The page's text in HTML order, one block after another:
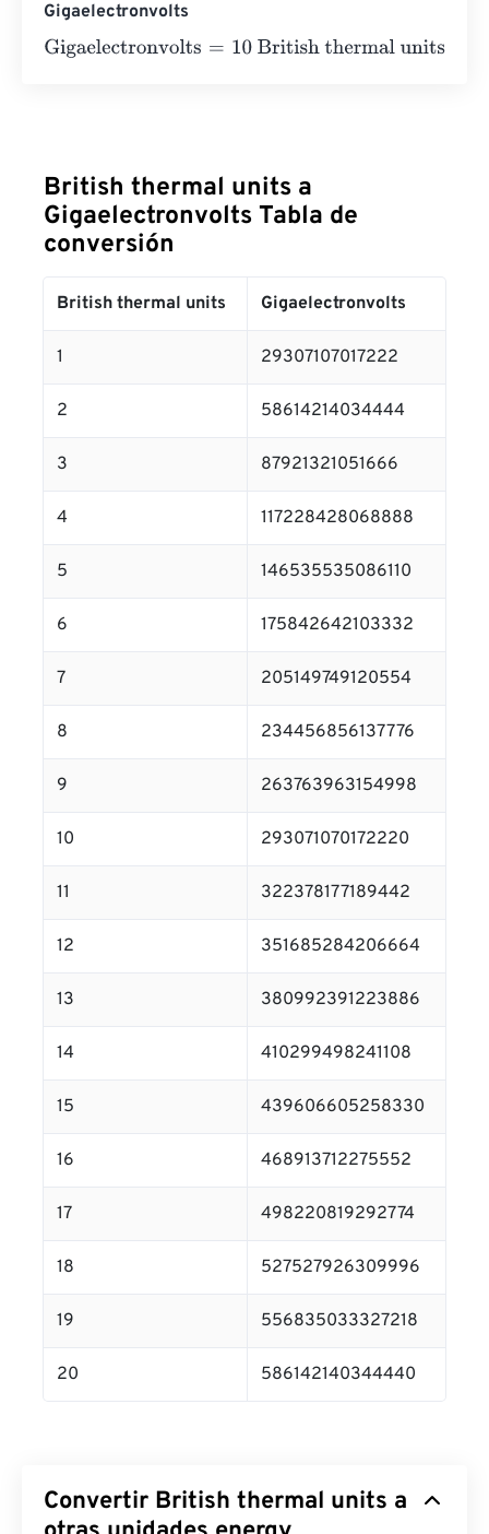
Gigaelectronvolts
Gigaelectronvolts=10 British thermal units×
British thermal units a
Gigaelectronvolts Tabla de
conversión
British thermal units Gigaelectronvolts
1 29307107017222
2 58614214034444
3 87921321051666
4 117228428068888
5 146535535086110
6 175842642103332
7 205149749120554
8 234456856137776
9 263763963154998
10 293071070172220
11 322378177189442
12 351685284206664
13 380992391223886
14 410299498241108
15 439606605258330
16 468913712275552
17 498220819292774
18 527527926309996
19 556835033327218
20 586142140344440
Convertir British thermal units a